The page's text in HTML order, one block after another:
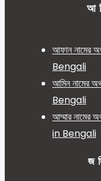
আ
আফান
Bengali
আমিন
Bengali
আম্মার
in Bengali
জ